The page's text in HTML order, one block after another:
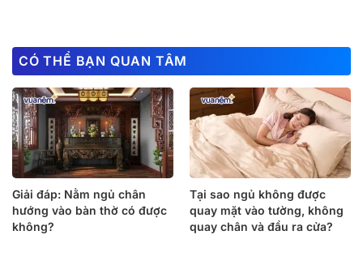
CÓ THỂ BẠN QUAN TÂM
Giải đáp: Nằm ngủ chân
hướng vào bàn thờ có được
không?
Tại sao ngủ không được
quay mặt vào tường, không
quay chân và đầu ra cửa?